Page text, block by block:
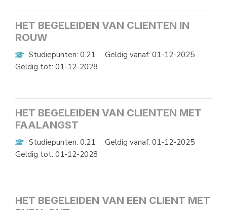
HET BEGELEIDEN VAN CLIENTEN IN
ROUW
Studiepunten: 0.21
Geldig vanaf: 01-12-2025
Geldig tot: 01-12-2028
HET BEGELEIDEN VAN CLIENTEN MET
FAALANGST
Studiepunten: 0.21
Geldig vanaf: 01-12-2025
Geldig tot: 01-12-2028
HET BEGELEIDEN VAN EEN CLIENT MET